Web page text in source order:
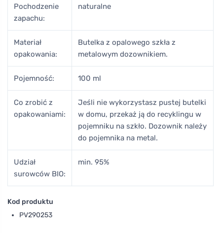
Pochodzenie
zapachu:
naturalne
Materiał
opakowania:
Butelka z opalowego szkła z
metalowym dozownikiem.
Pojemność: 100 ml
Co zrobić z
opakowaniami:
Jeśli nie wykorzystasz pustej butelki
w domu, przekaż ją do recyklingu w
pojemniku na szkło. Dozownik należy
do pojemnika na metal.
Udział
surowców BIO:
min. 95%
Kod produktu
PV290253